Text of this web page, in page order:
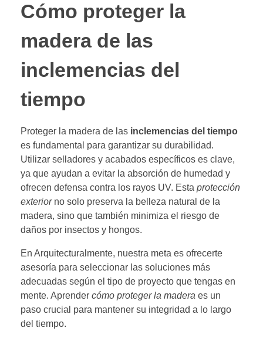
Cómo proteger la
madera de las
inclemencias del
tiempo
Proteger la madera de las inclemencias del tiempo
es fundamental para garantizar su durabilidad.
Utilizar selladores y acabados específicos es clave,
ya que ayudan a evitar la absorción de humedad y
ofrecen defensa contra los rayos UV. Esta protección
exteriorno solo preserva la belleza natural de la
madera, sino que también minimiza el riesgo de
daños por insectos y hongos.
En Arquitecturalmente, nuestra meta es ofrecerte
asesoría para seleccionar las soluciones más
adecuadas según el tipo de proyecto que tengas en
mente. Aprender cómo proteger la madera es un
paso crucial para mantener su integridad a lo largo
del tiempo.